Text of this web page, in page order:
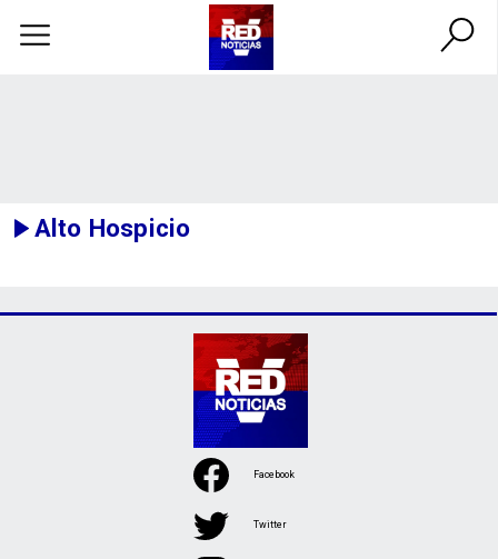
Alto Hospicio
Facebook
Twitter